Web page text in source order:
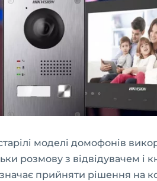
моделі домофонів
розмову з відвідувачем
прийняти рішення на